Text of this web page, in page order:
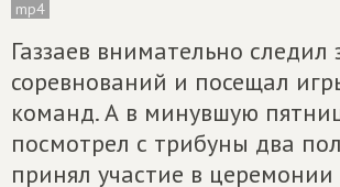
mp4
Газзаев внимательно следил
соревнований и посещал
команд. А в минувшую
посмотрел с трибуны два
принял участие в церемонии